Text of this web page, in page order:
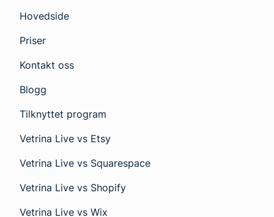
Hovedside
Priser
Kontakt oss
Blogg
Tilknyttet program
Vetrina Live vs Etsy
Vetrina Live vs Squarespace
Vetrina Live vs Shopify
Vetrina Live vs Wix